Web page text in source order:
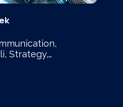
Strategy,